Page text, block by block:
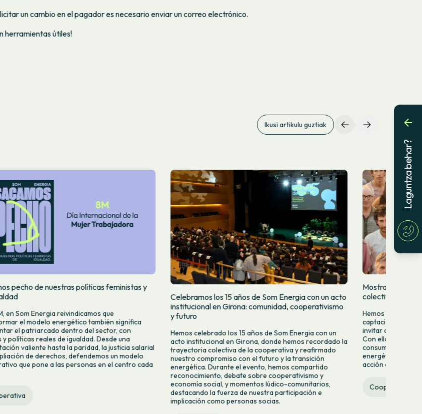
un cambio en el pagador es necesario enviar un correo electrónico.
herramientas útiles!
Ikusi artikulu guztiak
pecho de nuestras políticas feministas y
en Som Energia reivindicamos que
el modelo energético también significa
el patriarcado dentro del sector, con
y políticas reales de igualdad. Desde una
valiente hasta la paridad, la justicia salarial
de derechos, defendemos un modelo
que pone a las personas en el centro cada
Celebramos los 15 años de Som Energia con un acto
institucional en Girona: comunidad, cooperativismo
y futuro
Hemos celebrado los 15 años de Som Energia con un
acto institucional en Girona, donde hemos recordado la
trayectoria colectiva de la cooperativa y reafirmado
nuestro compromiso con el futuro y la transición
energética. Durante el evento, hemos compartido
reconocimiento, debate sobre cooperativismo y
economía social, y momentos lúdico-comunitarios,
destacando la fuerza de nuestra participación e
implicación como personas socias.
Mostramos
colectivamente
Hemos lanzado
captación para
invitar a más
Con ella
consumir energía
energético desde
acción colectiva.
Cooperativa
Laguntza behar?